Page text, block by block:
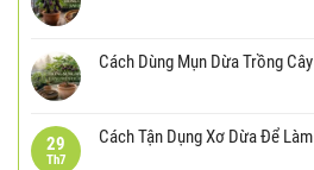
Cách Dùng Mụn Dừa Trồng
29
Th7
Cách Tận Dụng Xơ Dừa Để